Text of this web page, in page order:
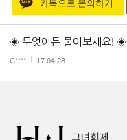
카톡으로 문의하기
◈ 무엇이든 물어보세요! ◈
C**** 17.04.28